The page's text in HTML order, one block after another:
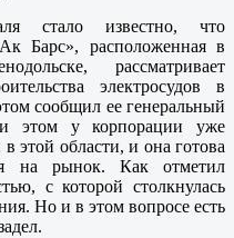
стало известно, что
Барс», расположенная в
рассматривает
электросудов в
сообщил ее генеральный
этом у корпорации уже
этой области, и она готова
на рынок. Как отметил
с которой столкнулась
Но и в этом вопросе есть